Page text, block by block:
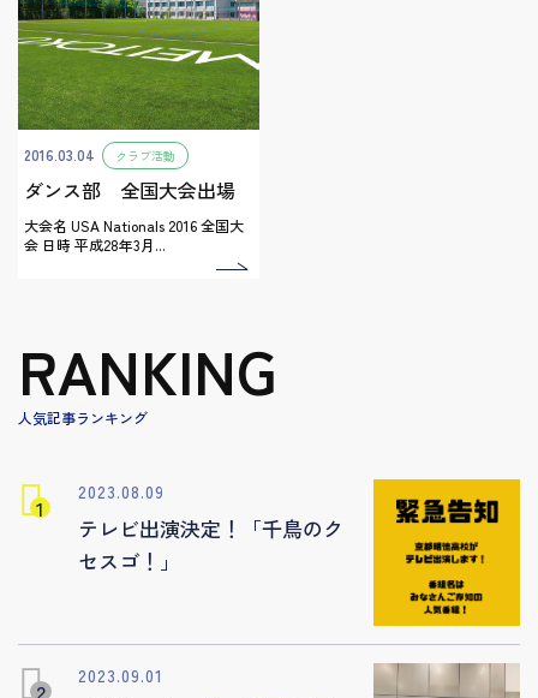
2016.03.04 クラブ活動
ダンス部 全国大会出場
大会名 USA Nationals 2016 全国大
会 日時 平成28年3月...
RANKING
人気記事ランキング
2023.08.09
テレビ出演決定！「千鳥のク
セスゴ！」
2023.09.01